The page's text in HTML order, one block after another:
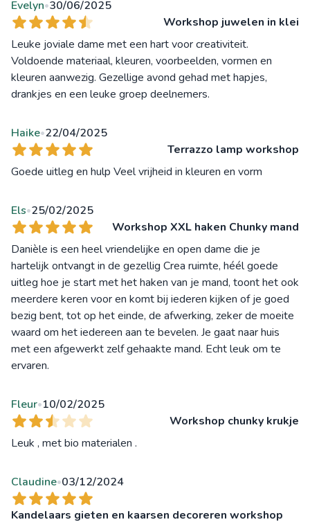
Evelyn•30/06/2025
Workshop juwelen in klei
Leuke joviale dame met een hart voor creativiteit.
Voldoende materiaal, kleuren, voorbeelden, vormen en
kleuren aanwezig. Gezellige avond gehad met hapjes,
drankjes en een leuke groep deelnemers.
Haike•22/04/2025
Terrazzo lamp workshop
Goede uitleg en hulp Veel vrijheid in kleuren en vorm
Els•25/02/2025
Workshop XXL haken Chunky mand
Danièle is een heel vriendelijke en open dame die je
hartelijk ontvangt in de gezellig Crea ruimte, héél goede
uitleg hoe je start met het haken van je mand, toont het ook
meerdere keren voor en komt bij iederen kijken of je goed
bezig bent, tot op het einde, de afwerking, zeker de moeite
waard om het iedereen aan te bevelen. Je gaat naar huis
met een afgewerkt zelf gehaakte mand. Echt leuk om te
ervaren.
Fleur•10/02/2025
Workshop chunky krukje
Leuk , met bio materialen .
Claudine•03/12/2024
Kandelaars gieten en kaarsen decoreren workshop